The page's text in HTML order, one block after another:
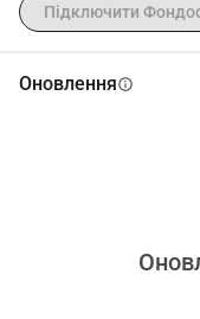
Підключити
Оновленняinfo